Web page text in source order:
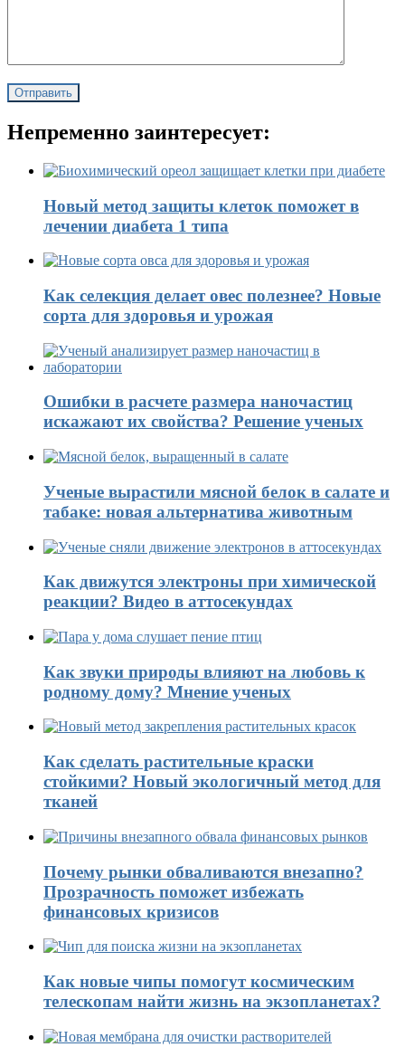
Непременно заинтересует:
Новый метод защиты клеток поможет в
лечении диабета 1 типа
Как селекция делает овес полезнее? Новые
сорта для здоровья и урожая
Ошибки в расчете размера наночастиц
искажают их свойства? Решение ученых
Ученые вырастили мясной белок в салате и
табаке: новая альтернатива животным
Как движутся электроны при химической
реакции? Видео в аттосекундах
Как звуки природы влияют на любовь к
родному дому? Мнение ученых
Как сделать растительные краски
стойкими? Новый экологичный метод для
тканей
Почему рынки обваливаются внезапно?
Прозрачность поможет избежать
финансовых кризисов
Как новые чипы помогут космическим
телескопам найти жизнь на экзопланетах?